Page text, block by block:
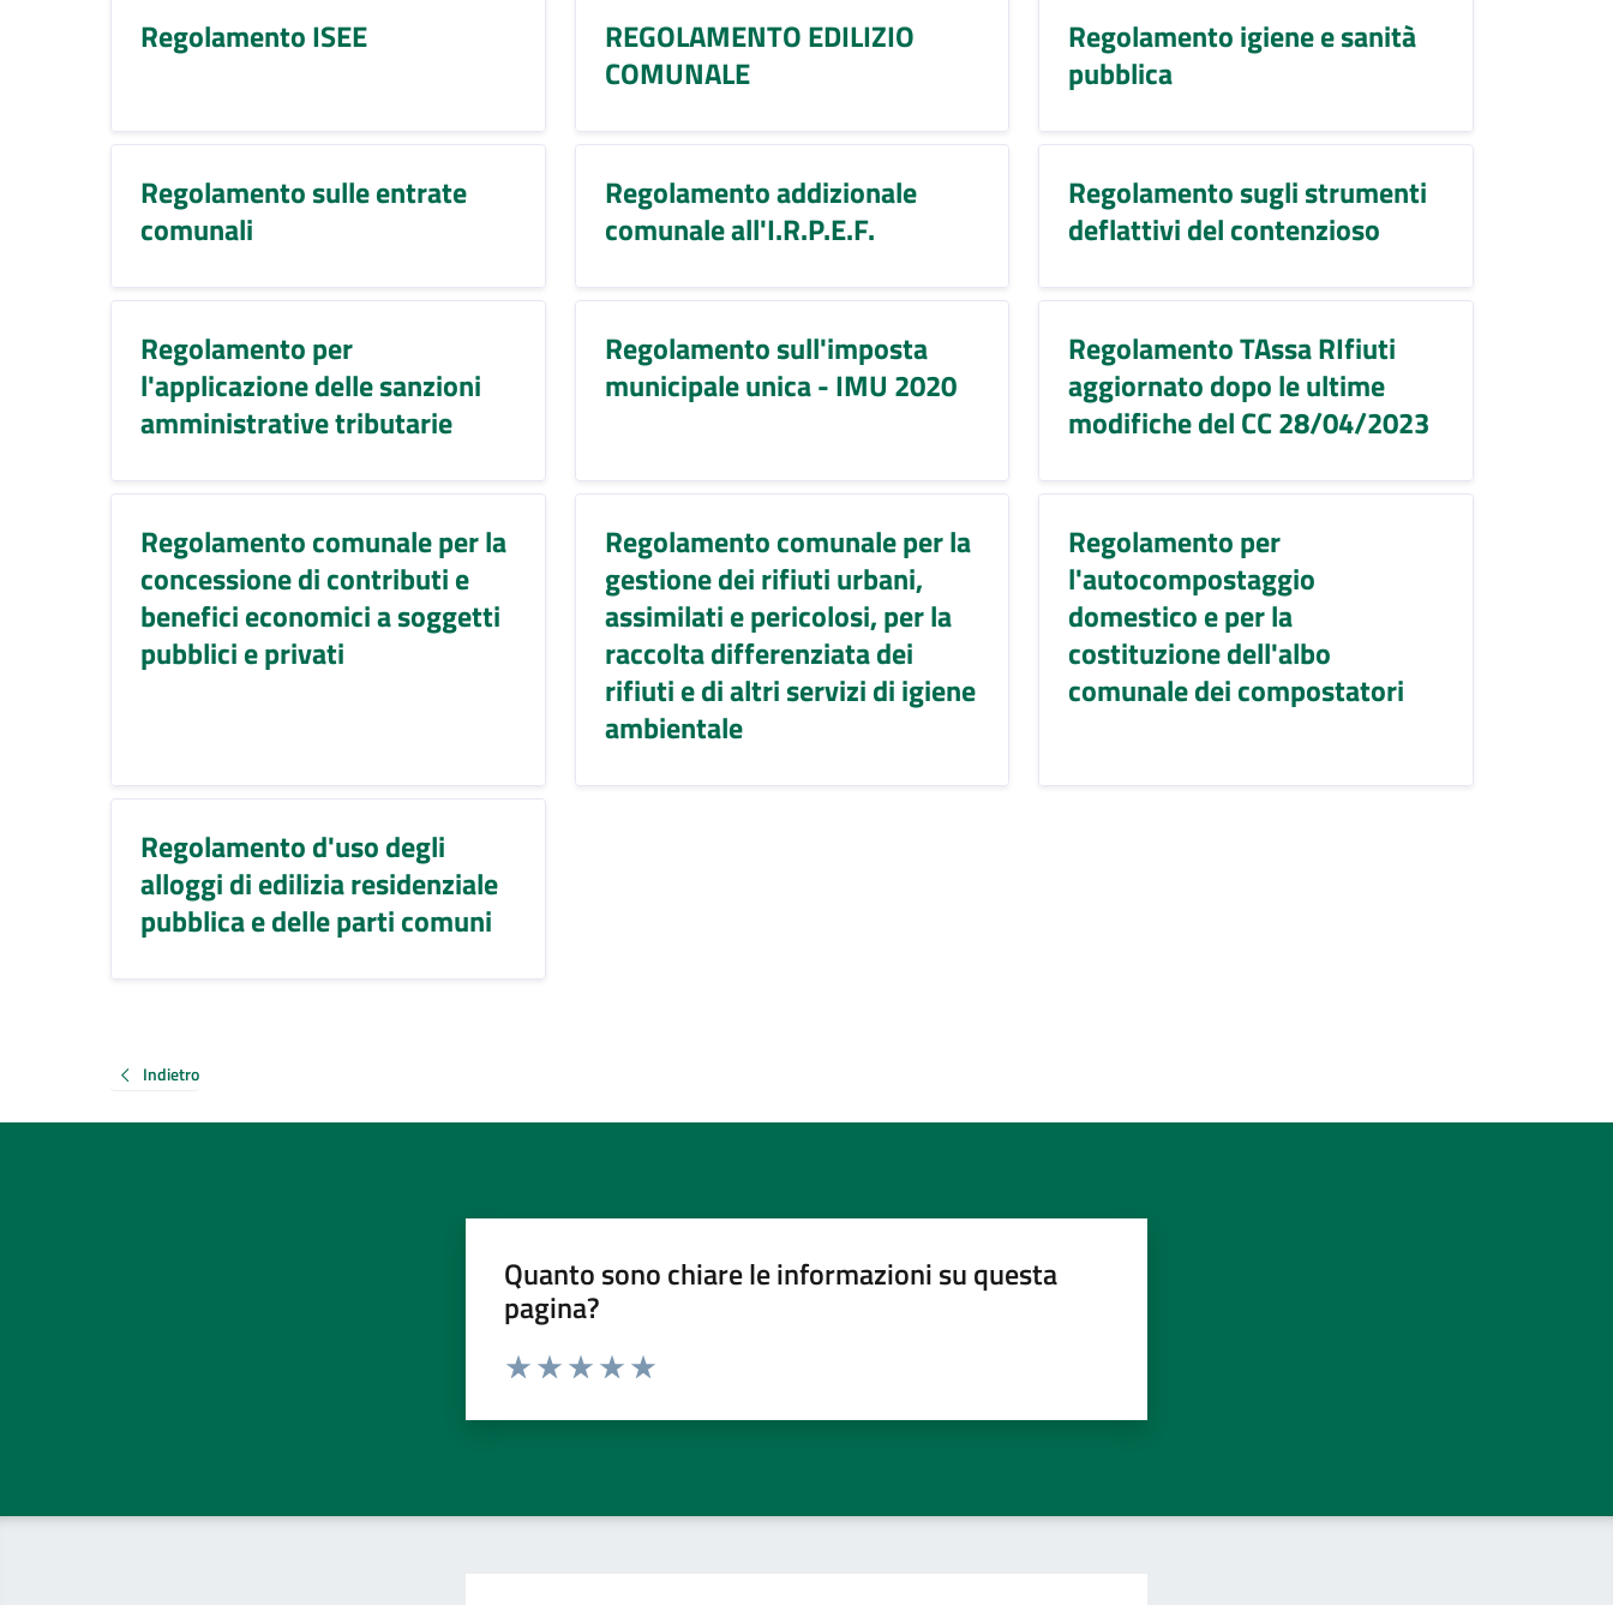
Regolamento ISEE
REGOLAMENTO EDILIZIO
COMUNALE
Regolamento igiene e sanità
pubblica
Regolamento sulle entrate
comunali
Regolamento addizionale
comunale all'I.R.P.E.F.
Regolamento sugli strumenti
deflattivi del contenzioso
Regolamento per
l'applicazione delle sanzioni
amministrative tributarie
Regolamento sull'imposta
municipale unica - IMU 2020
Regolamento TAssa RIfiuti
aggiornato dopo le ultime
modifiche del CC 28/04/2023
Regolamento comunale per la
concessione di contributi e
benefici economici a soggetti
pubblici e privati
Regolamento comunale per la
gestione dei rifiuti urbani,
assimilati e pericolosi, per la
raccolta differenziata dei
rifiuti e di altri servizi di igiene
ambientale
Regolamento per
l'autocompostaggio
domestico e per la
costituzione dell'albo
comunale dei compostatori
Regolamento d'uso degli
alloggi di edilizia residenziale
pubblica e delle parti comuni
Indietro
Quanto sono chiare le informazioni su questa
pagina?
Valuta da 1 a 5 stelle la pagina